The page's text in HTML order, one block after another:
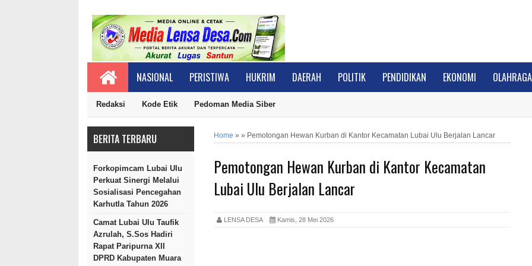
NASIONAL PERISTIWA HUKRIM DAERAH POLITIK PENDIDIKAN EKONOMI OLAHRAGA
Redaksi Kode Etik Pedoman Media Siber
BERITA TERBARU
Forkopimcam Lubai Ulu
Perkuat Sinergi Melalui
Sosialisasi Pencegahan
Karhutla Tahun 2026
Camat Lubai Ulu Taufik
Azrulah, S.Sos Hadiri
Rapat Paripurna XII
DPRD Kabupaten Muara
Home » » Pemotongan Hewan Kurban di Kantor Kecamatan Lubai Ulu Berjalan Lancar
Pemotongan Hewan Kurban di Kantor Kecamatan
Lubai Ulu Berjalan Lancar
LENSA DESA Kamis, 28 Mei 2026